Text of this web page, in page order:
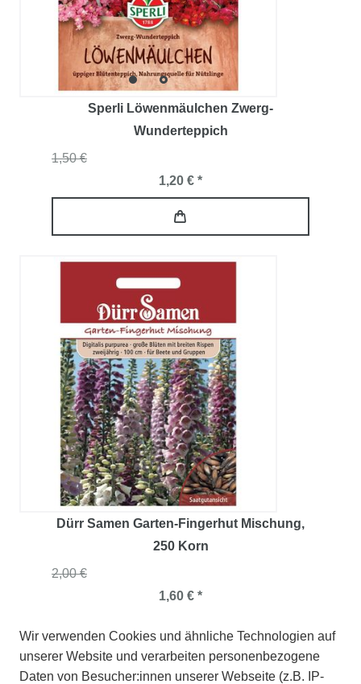
Sperli Löwenmäulchen Zwerg-
Wunderteppich
1,50 €
1,20 € *
Dürr Samen Garten-Fingerhut Mischung,
250 Korn
2,00 €
1,60 € *
Wir verwenden Cookies und ähnliche Technologien auf
unserer Website und verarbeiten personenbezogene
Daten von Besucher:innen unserer Webseite (z.B. IP-